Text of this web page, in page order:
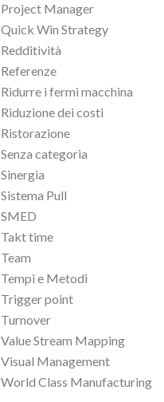
Project Manager
Quick Win Strategy
Redditività
Referenze
Ridurre i fermi macchina
Riduzione dei costi
Ristorazione
Senza categoria
Sinergia
Sistema Pull
SMED
Takt time
Team
Tempi e Metodi
Trigger point
Turnover
Value Stream Mapping
Visual Management
World Class Manufacturing